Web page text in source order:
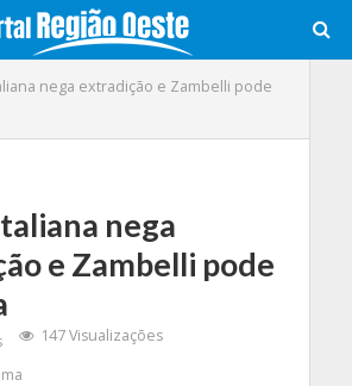
nega extradição e Zambelli pode
nega
e Zambelli pode
147 Visualizações